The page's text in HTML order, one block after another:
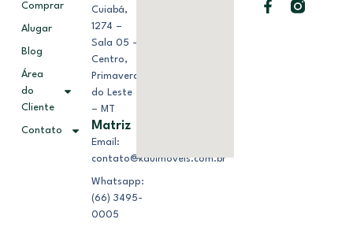
Comprar
Alugar
Blog
Área
do
Cliente
Contato
Cuiabá,
1274 –
Sala 05 –
Centro,
Primavera
do Leste
– MT
Matriz
Email:
contato@kduimoveis.com.br
Whatsapp:
(66) 3495-
0005